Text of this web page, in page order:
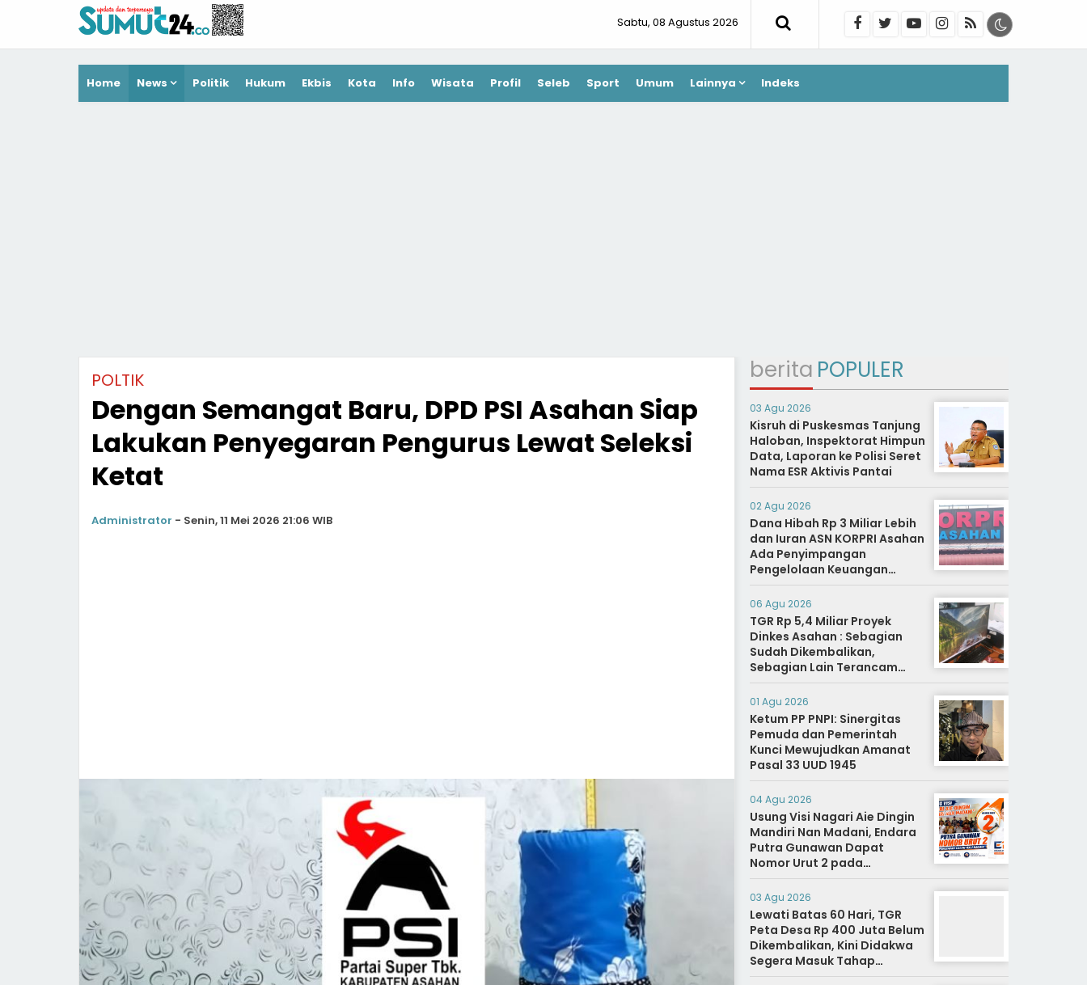
Sabtu, 08 Agustus 2026
Home News Politik Hukum Ekbis Kota Info Wisata Profil Seleb Sport Umum Lainnya Indeks
POLTIK
Dengan Semangat Baru, DPD PSI Asahan Siap
Lakukan Penyegaran Pengurus Lewat Seleksi
Ketat
Administrator - Senin, 11 Mei 2026 21:06 WIB
berita POPULER
03 Agu 2026
Kisruh di Puskesmas Tanjung
Haloban, Inspektorat Himpun
Data, Laporan ke Polisi Seret
Nama ESR Aktivis Pantai
02 Agu 2026
Dana Hibah Rp 3 Miliar Lebih
dan Iuran ASN KORPRI Asahan
Ada Penyimpangan
Pengelolaan Keuangan
Dipertanyakan, Aparat
Diminta Segera Usut
06 Agu 2026
TGR Rp 5,4 Miliar Proyek
Dinkes Asahan : Sebagian
Sudah Dikembalikan,
Sebagian Lain Terancam
Sanksi Hukuman Berat
01 Agu 2026
Ketum PP PNPI: Sinergitas
Pemuda dan Pemerintah
Kunci Mewujudkan Amanat
Pasal 33 UUD 1945
04 Agu 2026
Usung Visi Nagari Aie Dingin
Mandiri Nan Madani, Endara
Putra Gunawan Dapat
Nomor Urut 2 pada
Penetapan Calon Wali
Nagari.
03 Agu 2026
Lewati Batas 60 Hari, TGR
Peta Desa Rp 400 Juta Belum
Dikembalikan, Kini Didakwa
Segera Masuk Tahap
Penyidikan